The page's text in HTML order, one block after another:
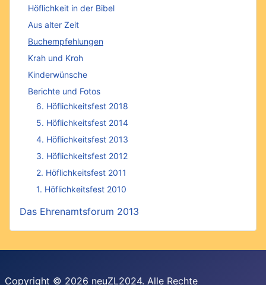
Höflichkeit in der Bibel
Aus alter Zeit
Buchempfehlungen
Krah und Kroh
Kinderwünsche
Berichte und Fotos
6. Höflichkeitsfest 2018
5. Höflichkeitsfest 2014
4. Höflichkeitsfest 2013
3. Höflichkeitsfest 2012
2. Höflichkeitsfest 2011
1. Höflichkeitsfest 2010
Das Ehrenamtsforum 2013
Copyright © 2026 neuZL2024. Alle Rechte